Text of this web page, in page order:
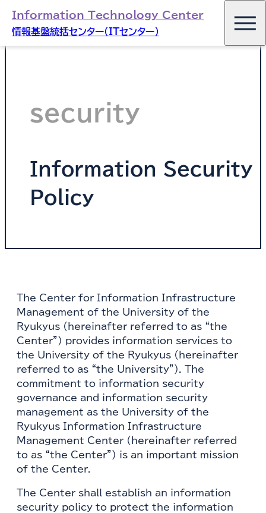
Information Technology Center
情報基盤統括センター（ITセンター）
security
Information Security
Policy
The Center for Information Infrastructure
Management of the University of the
Ryukyus (hereinafter referred to as “the
Center”) provides information services to
the University of the Ryukyus (hereinafter
referred to as “the University”). The
commitment to information security
governance and information security
management as the University of the
Ryukyus Information Infrastructure
Management Center (hereinafter referred
to as “the Center”) is an important mission
of the Center.
The Center shall establish an information
security policy to protect the information